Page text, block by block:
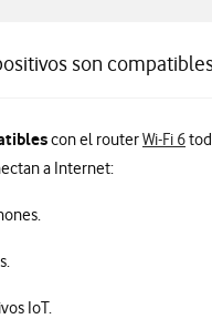
son
con el routerWi-Fi 6
a Internet:
IoT.